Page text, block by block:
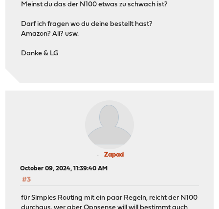
Meinst du das der N100 etwas zu schwach ist?
Darf ich fragen wo du deine bestellt hast?
Amazon? Ali? usw.
Danke & LG
Zapad
October 09, 2024, 11:39:40 AM
#3
für Simples Routing mit ein paar Regeln, reicht der N100